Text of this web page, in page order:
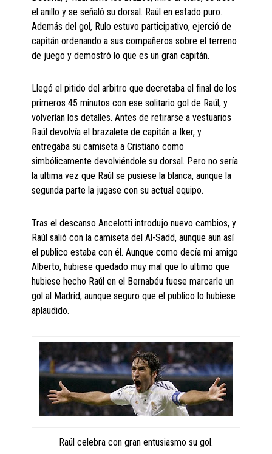
el anillo y se señaló su dorsal. Raúl en estado puro.
Además del gol, Rulo estuvo participativo, ejerció de
capitán ordenando a sus compañeros sobre el terreno
de juego y demostró lo que es un gran capitán.
Llegó el pitido del arbitro que decretaba el final de los
primeros 45 minutos con ese solitario gol de Raúl, y
volverían los detalles. Antes de retirarse a vestuarios
Raúl devolvía el brazalete de capitán a Iker, y
entregaba su camiseta a Cristiano como
simbólicamente devolviéndole su dorsal. Pero no sería
la ultima vez que Raúl se pusiese la blanca, aunque la
segunda parte la jugase con su actual equipo.
Tras el descanso Ancelotti introdujo nuevo cambios, y
Raúl salió con la camiseta del Al-Sadd, aunque aun así
el publico estaba con él. Aunque como decía mi amigo
Alberto, hubiese quedado muy mal que lo ultimo que
hubiese hecho Raúl en el Bernabéu fuese marcarle un
gol al Madrid, aunque seguro que el publico lo hubiese
aplaudido.
Raúl celebra con gran entusiasmo su gol.